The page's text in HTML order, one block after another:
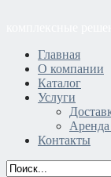
Главная
О компании
Каталог
Услуги
Аренда
Контакты